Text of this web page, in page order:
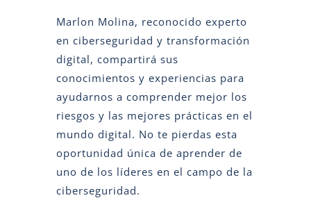
Marlon Molina, reconocido experto
en ciberseguridad y transformación
digital, compartirá sus
conocimientos y experiencias para
ayudarnos a comprender mejor los
riesgos y las mejores prácticas en el
mundo digital. No te pierdas esta
oportunidad única de aprender de
uno de los líderes en el campo de la
ciberseguridad.